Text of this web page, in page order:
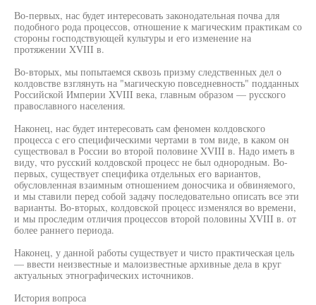
Во-первых, нас будет интересовать законодательная почва для
подобного рода процессов, отношение к магическим практикам со
стороны господствующей культуры и его изменение на
протяжении XVIII в.
Во-вторых, мы попытаемся сквозь призму следственных дел о
колдовстве взглянуть на "магическую повседневность" подданных
Российской Империи XVIII века, главным образом — русского
православного населения.
Наконец, нас будет интересовать сам феномен колдовского
процесса с его специфическими чертами в том виде, в каком он
существовал в России во второй половине XVIII в. Надо иметь в
виду, что русский колдовской процесс не был однородным. Во-
первых, существует специфика отдельных его вариантов,
обусловленная взаимным отношением доносчика и обвиняемого,
и мы ставили перед собой задачу последовательно описать все эти
варианты. Во-вторых, колдовской процесс изменялся во времени,
и мы проследим отличия процессов второй половины XVIII в. от
более раннего периода.
Наконец, у данной работы существует и чисто практическая цель
— ввести неизвестные и малоизвестные архивные дела в круг
актуальных этнографических источников.
История вопроса